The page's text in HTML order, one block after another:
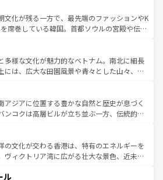
ほしい。 なお、新着のハワイ情報
一覧を参照してほしい。
ィビティも充実しており、サーフィンやダイ
キングなど、アウトドア好きにはたまらな
ラリアの多彩な魅力を存分に味わいつくそ
。
な山岳地帯である台湾東部など、都市の喧騒
さが共存しており、訪れる人に新しい発見と
してくれる。また、奥深い台湾の食文化も魅
評判のスイーツなど、バラエティ豊かな料理
が味わえる。 なお、新着の台湾情報は コンテンツ一覧を参
。
文化が残る一方で、最先端のファッションやK
席巻している韓国。首都ソウルの宮殿や伝統
を延ばせば四季折々の自然美を楽しむことが
て、キムチや焼肉、絶品のストリートフード
まな韓国料理が待っている。夜には、韓国な
れながら、韓国の多彩な魅力を心ゆくまで味
わってみてほしい。 なお、新着の韓国情報はコンテンツ一
ほしい。
多様な文化が魅力的なベトナム。南北に細長
には、広大な田園風景や青々とした山々、世
共に伝統が息づく。ハノイの古い町並みやホ
フランス統治時代の建物も、独特の雰囲気を
る。また、バラエティの豊かさとおいしさで
やバインミー、ベトナムコーヒーなどは、ぜ
いたい。どの地域を訪れてもあたたかい人々
えてくれるので、きっと忘れられない旅にな
。
アジアに位置する豊かな自然と歴史が息づく
ンコクは高層ビルが立ち並ぶ一方、伝統的な
している。北部ではチェンマイなどの山岳地
れ合い、南部ではプーケットやクラビの美し
ゾート気分を楽しむことができる。タイ料理
は一年中温暖で、どの季節にも異なる楽しみ
の文化が交わる香港は、特有のエネルギーを
ヴィクトリア湾に広がる壮大な景色、近未来
れても感動するはず。観光スポットが密集し
ル